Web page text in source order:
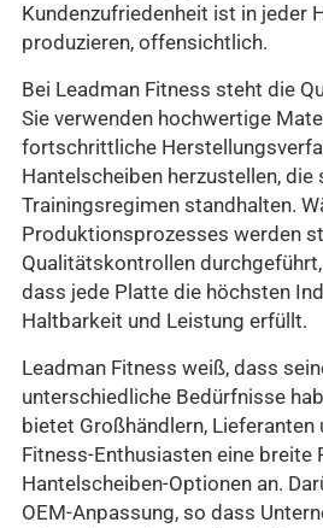
Kundenzufriedenheit ist in jeder
produzieren, offensichtlich.
Bei Leadman Fitness steht die
Sie verwenden hochwertige
fortschrittliche
Hantelscheiben herzustellen,
Trainingsregimen standhalten.
Produktionsprozesses werden
Qualitätskontrollen
dass jede Platte die höchsten
Haltbarkeit und Leistung erfüllt.
Leadman Fitness weiß, dass
unterschiedliche Bedürfnisse
bietet Großhändlern, Lieferanten
Fitness-Enthusiasten eine breite
Hantelscheiben-Optionen an.
OEM-Anpassung, so dass